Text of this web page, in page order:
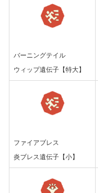
バーニングテイル
ウィップ遺伝子【特大】
ファイアブレス
炎ブレス遺伝子【小】